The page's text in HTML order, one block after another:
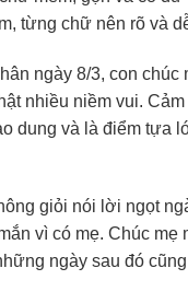
từng chữ nên rõ và
ngày 8/3, con chúc
nhiều niềm vui.
dung và là điểm tựa
giỏi nói lời ngọt
vì có mẹ. Chúc mẹ
ngày sau đó